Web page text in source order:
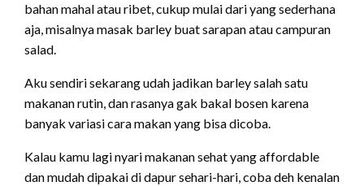
bahan mahal atau ribet, cukup mulai dari yang sederhana
aja, misalnya masak barley buat sarapan atau campuran
salad.
Aku sendiri sekarang udah jadikan barley salah satu
makanan rutin, dan rasanya gak bakal bosen karena
banyak variasi cara makan yang bisa dicoba.
Kalau kamu lagi nyari makanan sehat yang affordable
dan mudah dipakai di dapur sehari-hari, coba deh kenalan